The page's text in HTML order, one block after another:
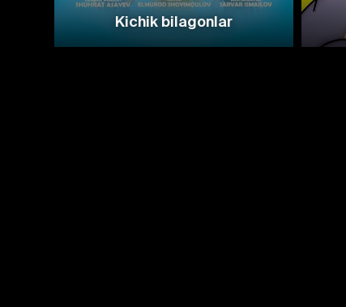
Kichik bilagonlar